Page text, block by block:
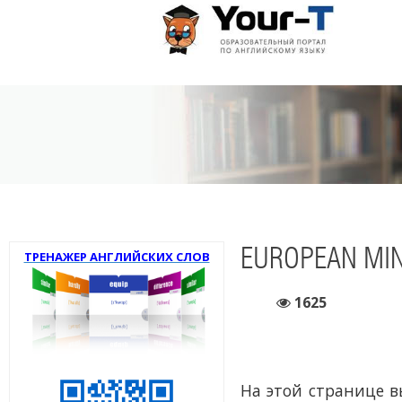
ТРЕНАЖЕР АНГЛИЙСКИХ СЛОВ EUROPEAN
1625
На этой странице